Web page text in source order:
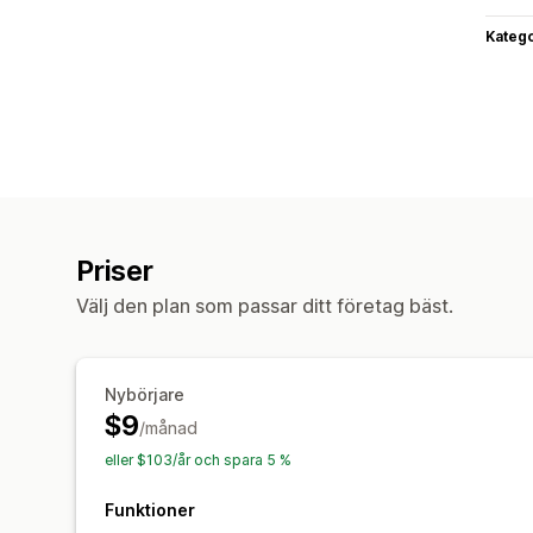
Priser
Välj den plan som passar ditt företag bäst.
Nybörjare
$9/månad
eller $103/år och spara 5 %
Funktioner